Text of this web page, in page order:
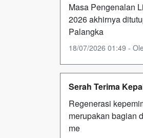
Masa Pengenalan
2026 akhirnya
Palangka
18/07/2026 01:49 -
Serah Terima
Regenerasi
merupakan bagian
me